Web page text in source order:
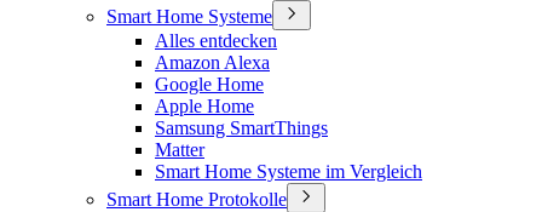
Smart Home Systeme
Alles entdecken
Amazon Alexa
Google Home
Apple Home
Samsung SmartThings
Matter
Smart Home Systeme im Vergleich
Smart Home Protokolle